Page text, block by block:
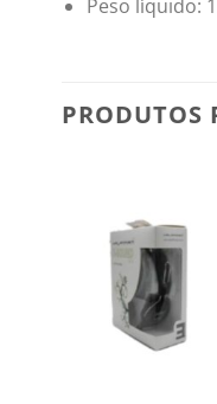
Peso líquido:
PRODUTOS